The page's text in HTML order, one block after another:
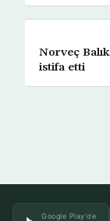
Norveç
istifa etti
Google Play'de